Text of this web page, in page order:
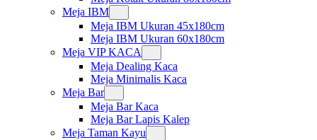
Meja IBM
Meja IBM Ukuran 45x180cm
Meja IBM Ukuran 60x180cm
Meja VIP KACA
Meja Dealing Kaca
Meja Minimalis Kaca
Meja Bar
Meja Bar Kaca
Meja Bar Lapis Kalep
Meja Taman Kayu